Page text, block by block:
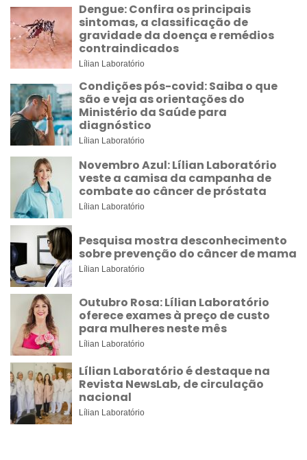
Dengue: Confira os principais
sintomas, a classificação de
gravidade da doença e remédios
contraindicados
Lílian Laboratório
Condições pós-covid: Saiba o que
são e veja as orientações do
Ministério da Saúde para
diagnóstico
Lílian Laboratório
Novembro Azul: Lílian Laboratório
veste a camisa da campanha de
combate ao câncer de próstata
Lílian Laboratório
Pesquisa mostra desconhecimento
sobre prevenção do câncer de mama
Lílian Laboratório
Outubro Rosa: Lílian Laboratório
oferece exames à preço de custo
para mulheres neste mês
Lílian Laboratório
Lílian Laboratório é destaque na
Revista NewsLab, de circulação
nacional
Lílian Laboratório